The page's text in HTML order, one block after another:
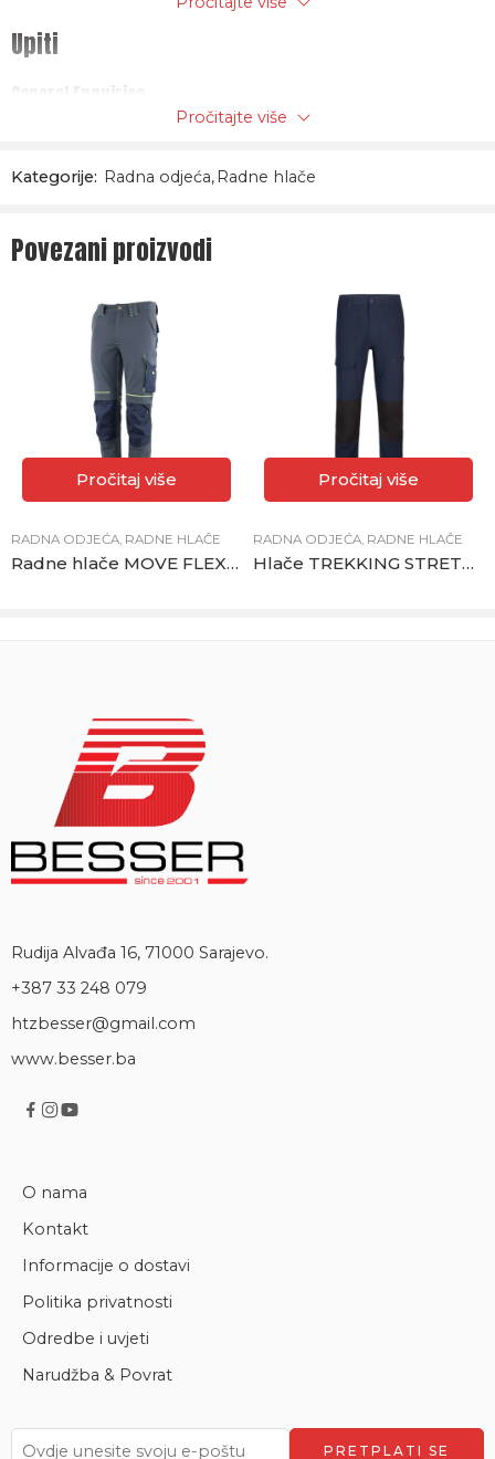
46% pamuk, 38% elastin, 16% poliester 240g/m2
Upiti
General Enquiries
There are no enquiries yet.Pročitajte više
Kategorije: Radna odjeća, Radne hlače
Povezani proizvodi
Pročitaj više
RADNA ODJEĆA, RADNE HLAČE
Radne hlače MOVE FLEX sive
Pročitaj više
RADNA ODJEĆA, RADNE HLAČE
Hlače TREKKING STRETCH plave
Rudija Alvađa 16, 71000 Sarajevo.
+387 33 248 079
htzbesser@gmail.com
www.besser.ba
O nama
Kontakt
Informacije o dostavi
Politika privatnosti
Odredbe i uvjeti
Narudžba & Povrat